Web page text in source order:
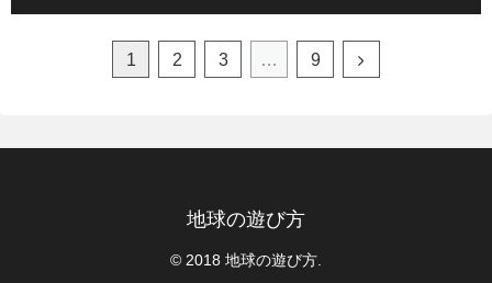
1 2 3 … 9
地球の遊び方
© 2018 地球の遊び方.